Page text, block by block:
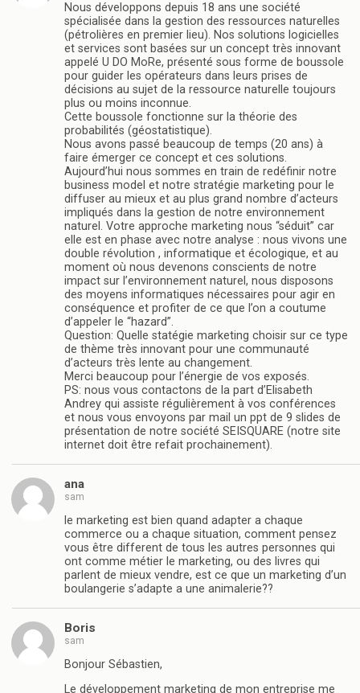
Nous développons depuis 18 ans une société
spécialisée dans la gestion des ressources naturelles
(pétrolières en premier lieu). Nos solutions logicielles
et services sont basées sur un concept très innovant
appelé U DO MoRe, présenté sous forme de boussole
pour guider les opérateurs dans leurs prises de
décisions au sujet de la ressource naturelle toujours
plus ou moins inconnue.
Cette boussole fonctionne sur la théorie des
probabilités (géostatistique).
Nous avons passé beaucoup de temps (20 ans) à
faire émerger ce concept et ces solutions.
Aujourd’hui nous sommes en train de redéfinir notre
business model et notre stratégie marketing pour le
diffuser au mieux et au plus grand nombre d’acteurs
impliqués dans la gestion de notre environnement
naturel. Votre approche marketing nous “séduit” car
elle est en phase avec notre analyse : nous vivons une
double révolution , informatique et écologique, et au
moment où nous devenons conscients de notre
impact sur l’environnement naturel, nous disposons
des moyens informatiques nécessaires pour agir en
conséquence et profiter de ce que l’on a coutume
d’appeler le “hazard”.
Question: Quelle statégie marketing choisir sur ce type
de thème très innovant pour une communauté
d’acteurs très lente au changement.
Merci beaucoup pour l’énergie de vos exposés.
PS: nous vous contactons de la part d’Elisabeth
Andrey qui assiste régulièrement à vos conférences
et nous vous envoyons par mail un ppt de 9 slides de
présentation de notre société SEISQUARE (notre site
internet doit être refait prochainement).
ana
sam
le marketing est bien quand adapter a chaque
commerce ou a chaque situation, comment pensez
vous être different de tous les autres personnes qui
ont comme métier le marketing, ou des livres qui
parlent de mieux vendre, est ce que un marketing d’un
boulangerie s’adapte a une animalerie??
Boris
sam
Bonjour Sébastien,
Le développement marketing de mon entreprise me